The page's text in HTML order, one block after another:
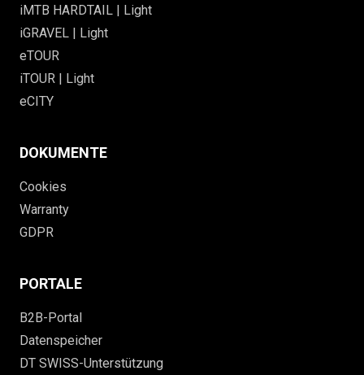
iMTB HARDTAIL | Light
iGRAVEL | Light
eTOUR
iTOUR | Light
eCITY
DOKUMENTE
Cookies
Warranty
GDPR
PORTALE
B2B-Portal
Datenspeicher
DT SWISS-Unterstützung